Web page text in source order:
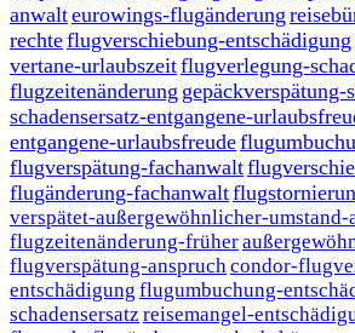
anwalteurowings-flugänderung
rechteflugverschiebung-entschädigung
vertane-urlaubszeitflugverlegung-
flugzeitenänderung gepäckverspätung-
schadensersatz-entgangene-
entgangene-urlaubsfreude
flugverspätung-fachanwalt
flugänderung-fachanwalt
verspätet-außergewöhnlicher-umstand-
flugzeitenänderung-früher
flugverspätung-anspruch condor-
entschädigung flugumbuchung-
schadensersatz reisemangel-